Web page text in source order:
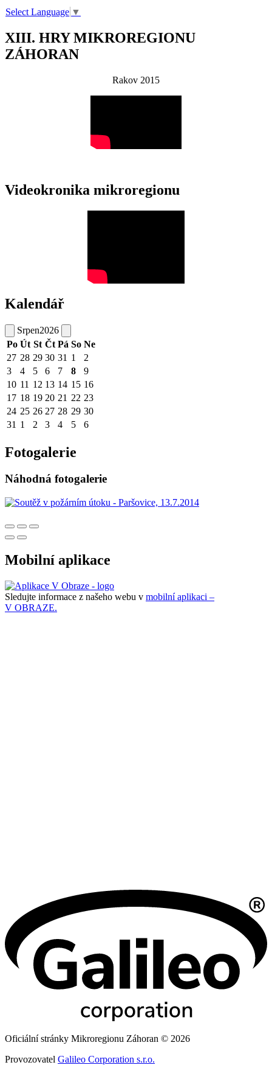
Select Language ▼
XIII. HRY MIKROREGIONU
ZÁHORAN
Rakov 2015
Videokronika mikroregionu
Kalendář
Srpen2026
Po Út St Čt Pá So Ne
27 28 29 30 31 1
2
3
4 5 6 7 8
9
10 11 12 13 14 15 16
17 18 19 20 21 22 23
24 25 26 27 28 29 30
31 1 2 3 4 5 6
Fotogalerie
Náhodná fotogalerie
Mobilní aplikace
Sledujte informace z našeho webu v mobilní aplikaci –
V OBRAZE.
Oficiální stránky Mikroregionu Záhoran © 2026
Provozovatel Galileo Corporation s.r.o.